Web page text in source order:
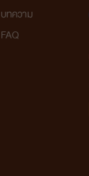
บทความ
FAQ